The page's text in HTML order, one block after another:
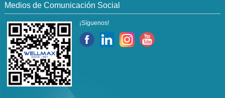
Medios de Comunicación Social
¡Síguenos!